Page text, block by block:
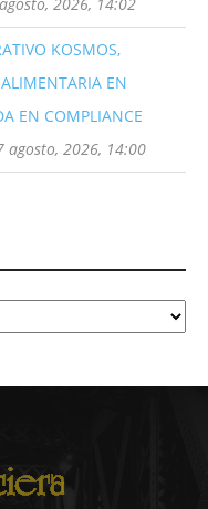
KOSMOS,
EN
EN COMPLIANCE
agosto, 2026, 14:00